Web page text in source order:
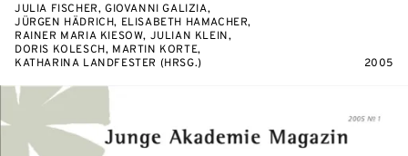
JULIA FISCHER, GIOVANNI GALIZIA,
JÜRGEN HÄDRICH, ELISABETH HAMACHER,
RAINER MARIA KIESOW, JULIAN KLEIN,
DORIS KOLESCH, MARTIN KORTE,
KATHARINA LANDFESTER (HRSG.)
2005